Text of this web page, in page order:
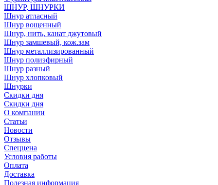
ШНУР, ШНУРКИ
Шнур атласный
Шнур вощенный
Шнур, нить, канат джутовый
Шнур замшевый, кож.зам
Шнур металлизированный
Шнур полиэфирный
Шнур разный
Шнур хлопковый
Шнурки
Скидки дня
Скидки дня
О компании
Статьи
Новости
Отзывы
Спеццена
Условия работы
Оплата
Доставка
Полезная информация